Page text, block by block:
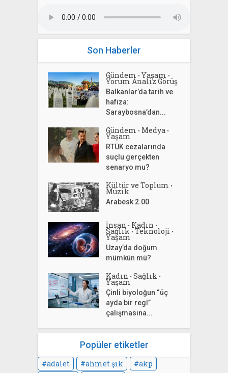
Son Haberler
Gündem • Yaşam •
Yorum Analiz Görüş
Balkanlar’da tarih ve
hafıza:
Saraybosna’dan...
Gündem • Medya •
Yaşam
RTÜK cezalarında
suçlu gerçekten
senaryo mu?
Kültür ve Toplum •
Müzik
Arabesk 2.00
İnsan • Kadın •
Sağlık • Teknoloji •
Yaşam
Uzay’da doğum
mümkün mü?
Kadın • Sağlık •
Yaşam
Çinli biyoloğun “üç
ayda bir regl”
çalışmasına...
Popüler etiketler
adalet ahmet şık
akp